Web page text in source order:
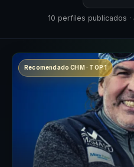
10 perfiles publicados
Recomendado CHM · TOP 1